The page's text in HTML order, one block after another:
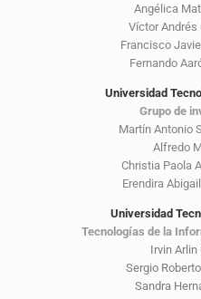
Angélica
Víctor Andrés
Francisco
Fernando
Universidad
Grupo de
Martín Antonio
Alfredo
Christia Paola
Erendira
Universidad
Tecnologías de la
Irvin Arlin
Sergio
Sandra